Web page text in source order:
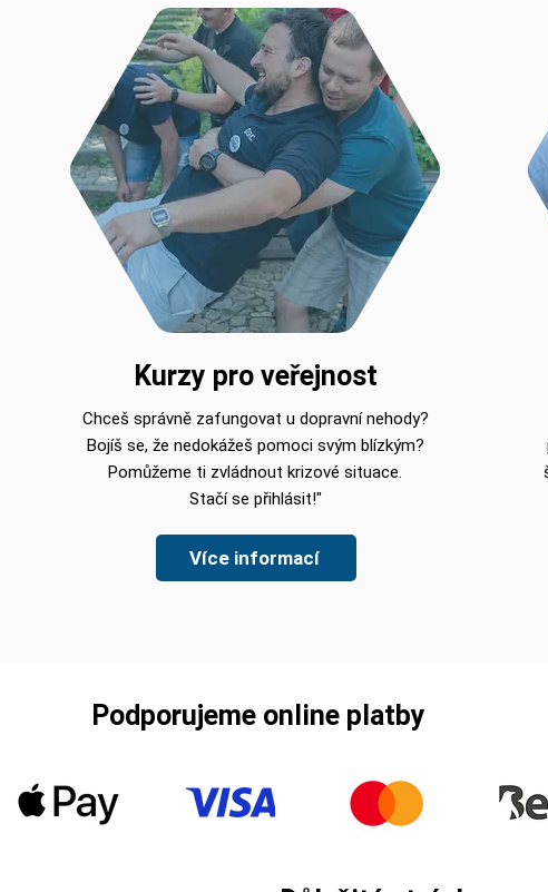
Kurzy pro veřejnost
Chceš správně zafungovat u dopravní nehody?
Bojíš se, že nedokážeš pomoci svým blízkým?
Pomůžeme ti zvládnout krizové situace.
Stačí se přihlásit!"
Více informací
Podporujeme online platby